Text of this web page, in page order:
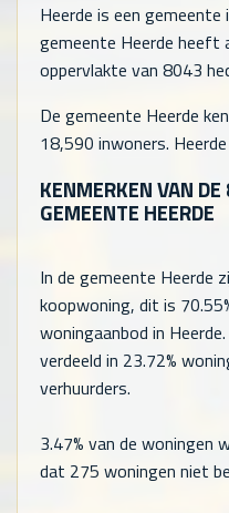
Heerde is een gemeente
gemeente Heerde heeft
oppervlakte van 8043
De gemeente Heerde
18,590 inwoners.
KENMERKEN VAN DE
GEMEENTE HEERDE
In de gemeente Heerde
koopwoning, dit is
woningaanbod in
verdeeld in 23.72%
verhuurders.
3.47% van de
dat 275 woningen niet